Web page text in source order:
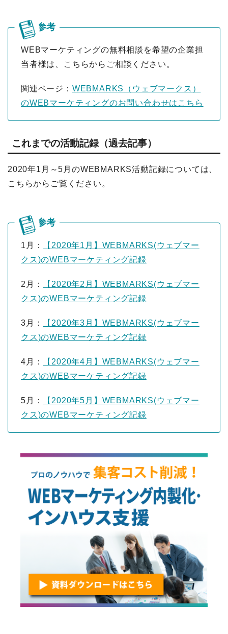
WEBマーケティングの無料相談を希望の企業担
当者様は、こちらからご相談ください。
関連ページ： WEBMARKS（ウェブマークス）
のWEBマーケティングのお問い合わせはこちら
これまでの活動記録（過去記事）
2020年1月～5月のWEBMARKS活動記録については、
こちらからご覧ください。
1月：
【2020年1月】WEBMARKS(ウェブマー
クス)のWEBマーケティング記録
2月：
【2020年2月】WEBMARKS(ウェブマー
クス)のWEBマーケティング記録
3月：
【2020年3月】WEBMARKS(ウェブマー
クス)のWEBマーケティング記録
4月：
【2020年4月】WEBMARKS(ウェブマー
クス)のWEBマーケティング記録
5月：
【2020年5月】WEBMARKS(ウェブマー
クス)のWEBマーケティング記録